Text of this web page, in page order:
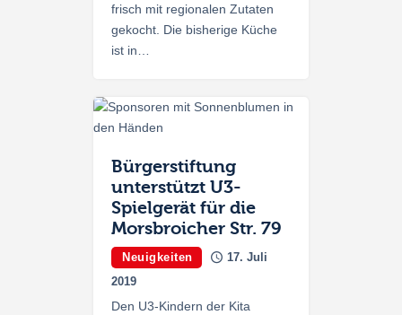
frisch mit regionalen Zutaten
gekocht. Die bisherige Küche
ist in…
Bürgerstiftung
unterstützt U3-
Spielgerät für die
Morsbroicher Str. 79
Neuigkeiten
17. Juli
2019
Den U3-Kindern der Kita